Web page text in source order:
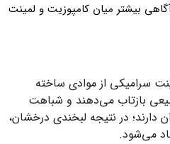
آگاهی بیشتر میان کامپوزیت و لمینت
سرامیکی از موادی ساخته
بازتاب می‌دهند و شباهت
دارند؛ در نتیجه لبخندی درخشان،
می‌شود.